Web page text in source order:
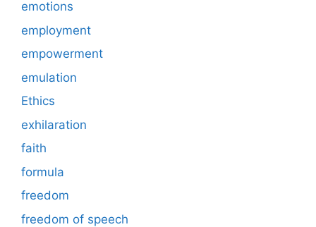
emotions
employment
empowerment
emulation
Ethics
exhilaration
faith
formula
freedom
freedom of speech